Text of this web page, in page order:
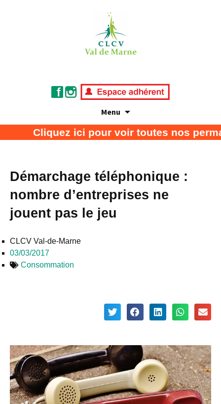
Menu
CLCV Val de Marne
Association de défense des consommateurs
Cliquez ici pour voir toutes nos
Démarchage téléphonique :
nombre d’entreprises ne
jouent pas le jeu
CLCV Val-de-Marne
03/03/2017
Consommation